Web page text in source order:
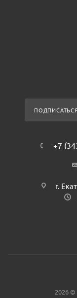
+7
г.
2026 ©